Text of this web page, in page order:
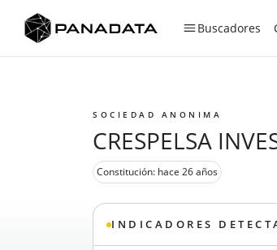
Buscadores
SOCIEDAD ANONIMA
CRESPELSA
Constitución: hace 26 años
INDICADORES